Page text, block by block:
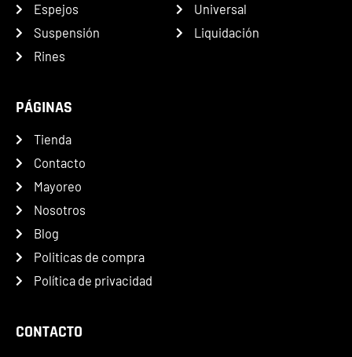
Espejos
Suspensión
Rines
Universal
Liquidación
PÁGINAS
Tienda
Contacto
Mayoreo
Nosotros
Blog
Politicas de compra
Política de privacidad
CONTACTO